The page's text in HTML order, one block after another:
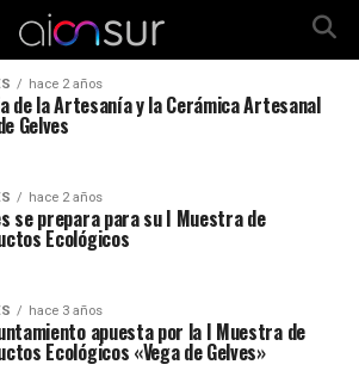
hace 2 años
de la Artesanía y la Cerámica Artesanal
Gelves
hace 2 años
se prepara para su I Muestra de
Ecológicos
hace 3 años
apuesta por la I Muestra de
Ecológicos «Vega de Gelves»